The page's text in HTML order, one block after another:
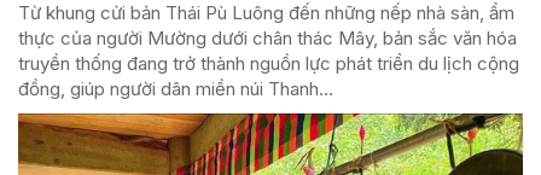
Từ khung cửi bản Thái Pù Luông đến những nếp nhà sàn, ẩm
thực của người Mường dưới chân thác Mây, bản sắc văn hóa
truyền thống đang trở thành nguồn lực phát triển du lịch cộng
đồng, giúp người dân miền núi Thanh...